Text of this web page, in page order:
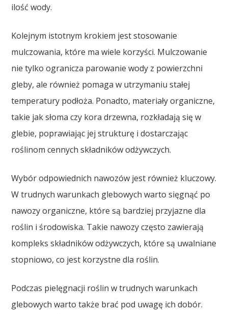
ilość wody.
Kolejnym istotnym krokiem jest stosowanie
mulczowania, które ma wiele korzyści. Mulczowanie
nie tylko ogranicza parowanie wody z powierzchni
gleby, ale również pomaga w utrzymaniu stałej
temperatury podłoża. Ponadto, materiały organiczne,
takie jak słoma czy kora drzewna, rozkładają się w
glebie, poprawiając jej strukturę i dostarczając
roślinom cennych składników odżywczych.
Wybór odpowiednich nawozów jest również kluczowy.
W trudnych warunkach glebowych warto sięgnąć po
nawozy organiczne, które są bardziej przyjazne dla
roślin i środowiska. Takie nawozy często zawierają
kompleks składników odżywczych, które są uwalniane
stopniowo, co jest korzystne dla roślin.
Podczas pielęgnacji roślin w trudnych warunkach
glebowych warto także brać pod uwagę ich dobór.